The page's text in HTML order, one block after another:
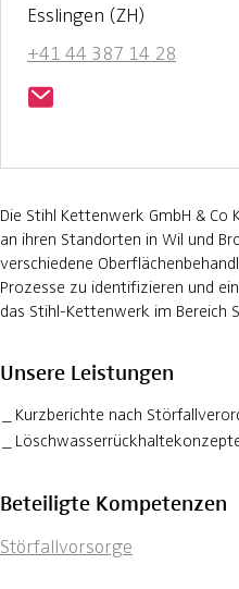
Esslingen (ZH)
+41 44 387 14 28
Die Stihl Kettenwerk GmbH & Co
an ihren Standorten in Wil und
verschiedene
Prozesse zu identifizieren und
das Stihl-Kettenwerk im
Unsere Leistungen
Kurzberichte nach
Beteiligte Kompetenzen
Störfallvorsorge